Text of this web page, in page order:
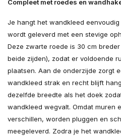
Compleet met roedes en
Je hangt het wandkleed
wordt geleverd met een stevige
Deze zwarte roede is 30 cm
beide zijden), zodat er voldoende
plaatsen. Aan de onderzijde zorgt
wandkleed strak en recht blijft
dezelfde breedte als het doek
wandkleed wegvalt. Omdat muren
verschillen, worden pluggen en
meegeleverd. Zodra je het